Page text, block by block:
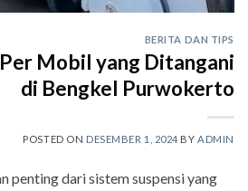
BERITA DAN TIPS
Mobil yang Ditangani
di Bengkel Purwokerto
POSTED ON DESEMBER 1, 2024 BYADMIN
penting dari sistem suspensi yang